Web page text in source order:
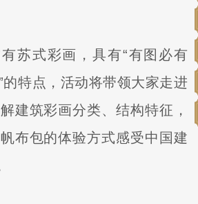
苏式彩画，具有“有图必有
的特点，活动将带领大家走进
建筑彩画分类、结构特征，
布包的体验方式感受中国建